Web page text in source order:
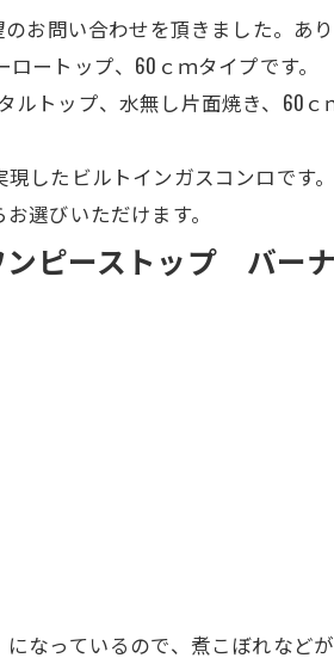
お問い合わせを頂きました。あり
ートップ、60ｃｍタイプです。
ルトップ、水無し片面焼き、 60ｃ
したビルトインガスコンロです。
選びいただけます。
ピーストップ バー
なっているので、煮こぼれなど